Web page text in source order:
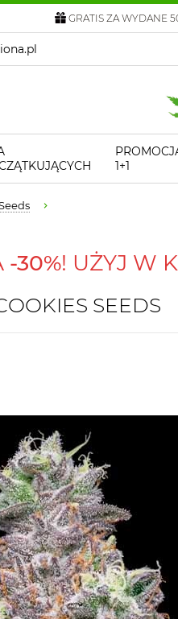
GRATIS ZA WYDANE
1+1
-30%! UŻYJ W
SEEDS